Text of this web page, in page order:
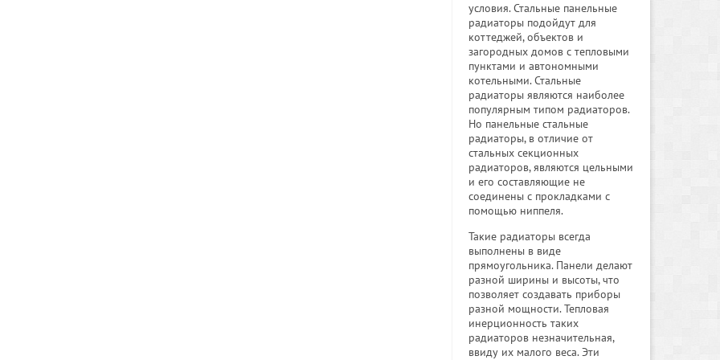
условия. Стальные панельные
радиаторы подойдут для
коттеджей, объектов и
загородных домов с тепловыми
пунктами и автономными
котельными. Стальные
радиаторы являются наиболее
популярным типом радиаторов.
Но панельные стальные
радиаторы, в отличие от
стальных секционных
радиаторов, являются цельными
и его составляющие не
соединены с прокладками с
помощью ниппеля.
Такие радиаторы всегда
выполнены в виде
прямоугольника. Панели делают
разной ширины и высоты, что
позволяет создавать приборы
разной мощности. Тепловая
инерционность таких
радиаторов незначительная,
ввиду их малого веса. Эти